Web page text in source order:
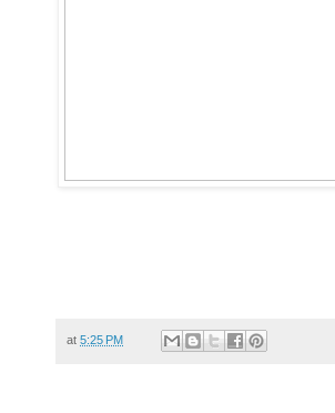
at 5:25 PM